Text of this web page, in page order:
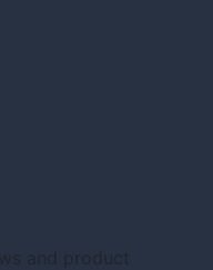
and product